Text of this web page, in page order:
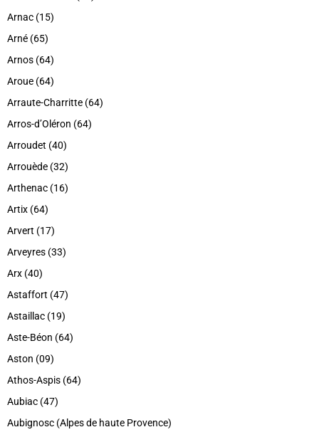
Arnac (15)
Arné (65)
Arnos (64)
Aroue (64)
Arraute-Charritte (64)
Arros-d’Oléron (64)
Arroudet (40)
Arrouède (32)
Arthenac (16)
Artix (64)
Arvert (17)
Arveyres (33)
Arx (40)
Astaffort (47)
Astaillac (19)
Aste-Béon (64)
Aston (09)
Athos-Aspis (64)
Aubiac (47)
Aubignosc (Alpes de haute Provence)